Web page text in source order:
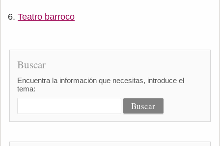
Teatro barroco
Buscar
Encuentra la información que necesitas, introduce el
tema: